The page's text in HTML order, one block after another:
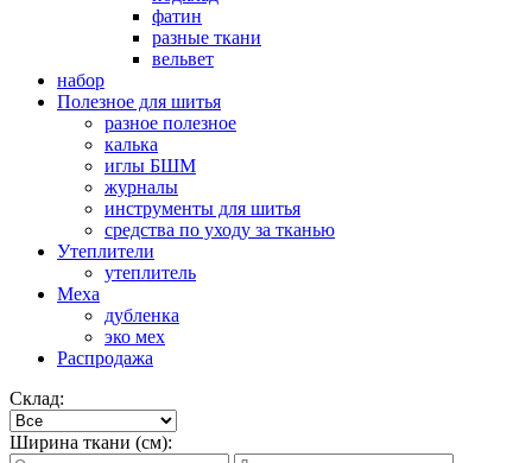
фатин
разные ткани
вельвет
набор
Полезное для шитья
разное полезное
калька
иглы БШМ
журналы
инструменты для шитья
средства по уходу за тканью
Утеплители
утеплитель
Меха
дубленка
эко мех
Распродажа
Склад:
Ширина ткани (см):